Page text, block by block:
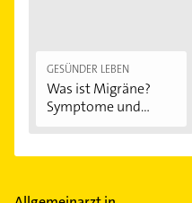
GESÜNDER LEBEN
Was ist Migräne?
Symptome und...